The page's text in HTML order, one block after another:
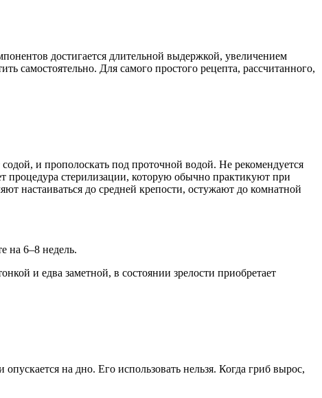
достигается длительной выдержкой, увеличением
самостоятельно. Для самого простого рецепта, рассчитанного,
и прополоскать под проточной водой. Не рекомендуется
процедура стерилизации, которую обычно практикуют при
настаиваться до средней крепости, остужают до комнатной
на 6–8 недель.
и едва заметной, в состоянии зрелости приобретает
на дно. Его использовать нельзя. Когда гриб вырос,